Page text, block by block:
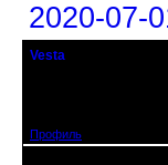
2020-07-
Vesta
Профиль